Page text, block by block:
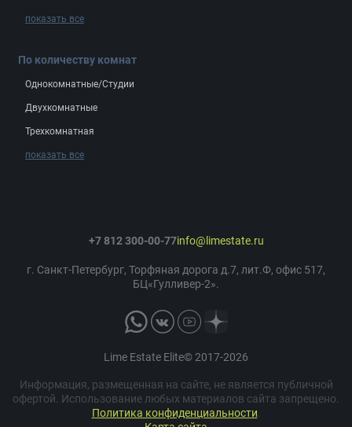
показать все
По количеству комнат
Однокомнатные/Студии
Двухкомнатные
Трехкомнатная
показать все
Lime Estate Elite© 2017-2026
Информация, размещенная на сайте, не является публичной
офертой. Использование любых материалов сайта запрещено.
Политика конфиденциальности
+7 812 300-00-77info@limestate.ru
г. Санкт-Петербург, Торфяная дорога д.7, лит.Ф, офис 517,
БЦ«Гулливер-2».